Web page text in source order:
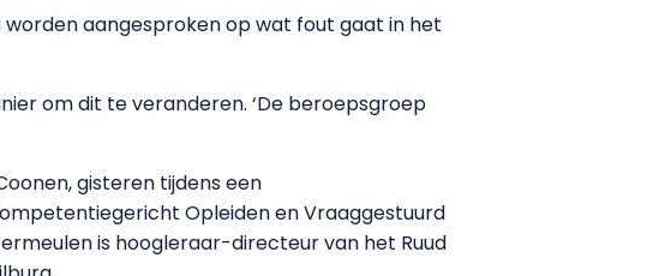
aangesproken op wat fout gaat in het
om dit te veranderen. ‘De beroepsgroep
gisteren tijdens een
Opleiden en Vraaggestuurd
is hoogleraar-directeur van het Ruud